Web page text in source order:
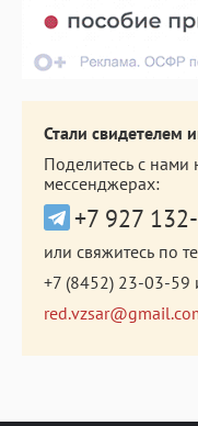
Стали свидетелем
Поделитесь с нами
мессенджерах:
+7 927
или свяжитесь по
+7 (8452) 23-03-59